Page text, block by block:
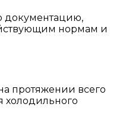
документацию,
нормам и
протяжении всего
холодильного